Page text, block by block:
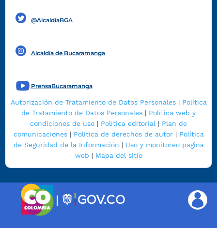
@AlcaldíaBGA
Alcaldía de Bucaramanga
PrensaBucaramanga
Autorización de Tratamiento de Datos Personales| Política
de Tratamiento de Datos Personales | Política web y
condiciones de uso | Política editorial | Plan de
comunicaciones| Política de derechos de autor| Política
de Seguridad de la Información | Uso y monitoreo pagina
web | Mapa del sitio
|